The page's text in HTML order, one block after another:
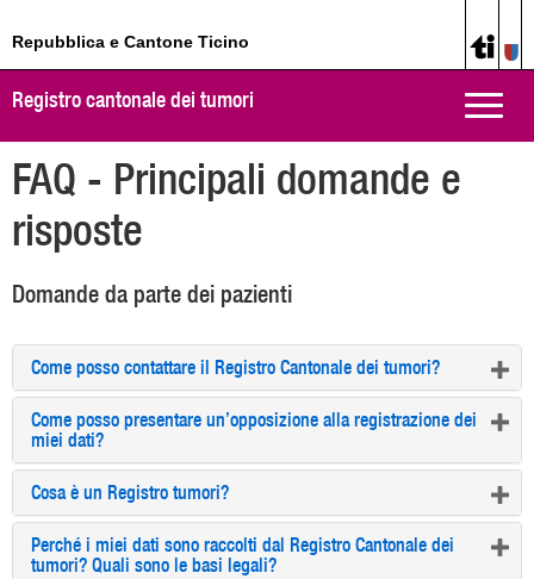
Repubblica e Cantone Ticino
Toggle
Registro cantonale dei tumori
FAQ - Principali domande e
risposte
Domande da parte dei pazienti
Come posso contattare il Registro Cantonale dei tumori?
Come posso presentare un’opposizione alla registrazione dei
miei dati?
Cosa è un Registro tumori?
Perché i miei dati sono raccolti dal Registro Cantonale dei
tumori? Quali sono le basi legali?